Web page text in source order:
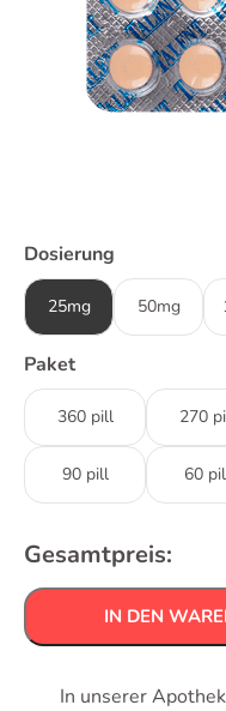
Dosierung
25mg 50mg
Paket
360 pill 270
90 pill 60
Gesamtpreis:
IN DEN
In unserer